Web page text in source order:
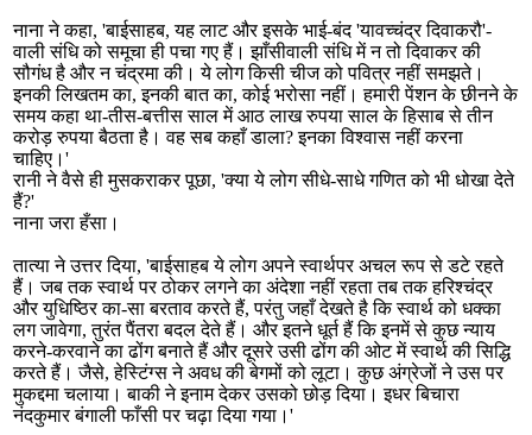
नाना ने कहा, 'बाईसाहब, यह लाट और इसके भाई-बंद 'यावच्चंद्र दिवाकरौ'-
वाली संधि को समूचा ही पचा गए हैं। झाँसीवाली संधि में न तो दिवाकर की
सौगंध है और न चंद्रमा की। ये लोग किसी चीज को पवित्र नहीं समझते।
इनकी लिखतम का, इनकी बात का, कोई भरोसा नहीं। हमारी पेंशन के छीनने के
समय कहा था-तीस-बत्तीस साल में आठ लाख रुपया साल के हिसाब से तीन
करोड़ रुपया बैठता है। वह सब कहाँ डाला? इनका विश्वास नहीं करना
चाहिए।'
रानी ने वैसे ही मुसकराकर पूछा, 'क्या ये लोग सीधे-साधे गणित को भी धोखा देते
हैं?'
नाना जरा हँसा।
तात्या ने उत्तर दिया, 'बाईसाहब ये लोग अपने स्वार्थपर अचल रूप से डटे रहते
हैं। जब तक स्वार्थ पर ठोकर लगने का अंदेशा नहीं रहता तब तक हरिश्चंद्र
और युधिष्ठिर का-सा बरताव करते हैं, परंतु जहाँ देखते है कि स्वार्थ को धक्का
लग जावेगा, तुरंत पैंतरा बदल देते हैं। और इतने धूर्त हैं कि इनमें से कुछ न्याय
करने-करवाने का ढोंग बनाते हैं और दूसरे उसी ढोंग की ओट में स्वार्थ की सिद्धि
करते हैं। जैसे, हेस्टिंग्स ने अवध की बेगमों को लूटा। कुछ अंग्रेजों ने उस पर
मुकद्दमा चलाया। बाकी ने इनाम देकर उसको छोड़ दिया। इधर बिचारा
नंदकुमार बंगाली फाँसी पर चढ़ा दिया गया।'